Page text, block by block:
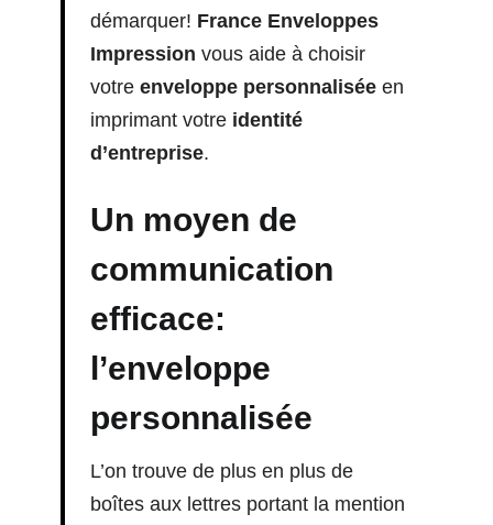
démarquer! France Enveloppes
Impression vous aide à choisir
votre enveloppe personnaliséeen
imprimant votre identité
d’entreprise.
Un moyen de
communication
efficace:
l’enveloppe
personnalisée
L’on trouve de plus en plus de
boîtes aux lettres portant la mention